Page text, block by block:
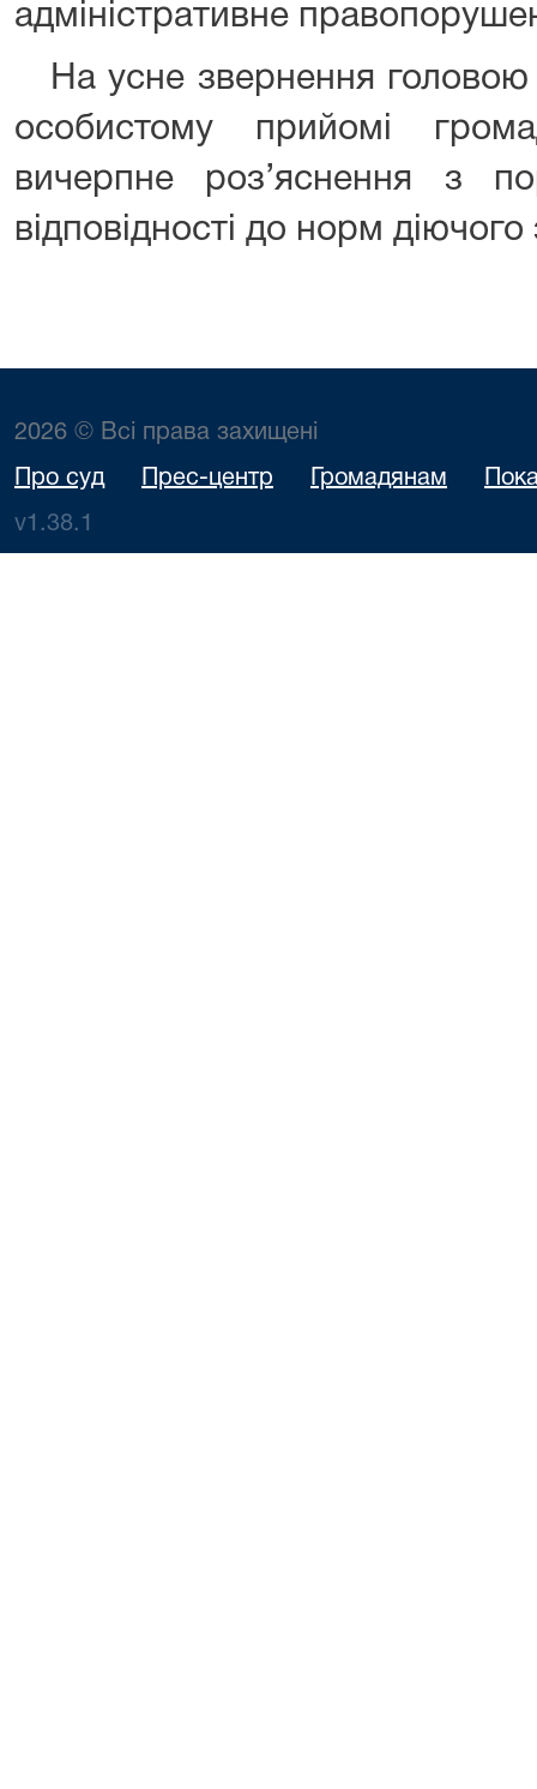
адміністративне
На усне звернення головою
особистому прийомі
вичерпне роз’яснення з
відповідності до норм
2026 © Всі права захищені
Про суд Прес-центр Громадянам
v1.38.1